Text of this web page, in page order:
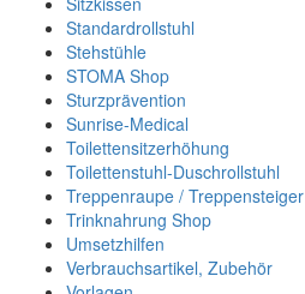
Standardrollstuhl
Stehstühle
STOMA Shop
Sturzprävention
Sunrise-Medical
Toilettensitzerhöhung
Toilettenstuhl-Duschrollstuhl
Treppenraupe / Treppensteiger
Trinknahrung Shop
Umsetzhilfen
Verbrauchsartikel, Zubehör